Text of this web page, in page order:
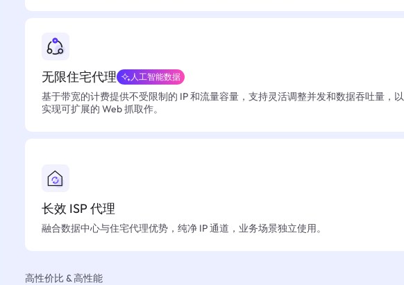
无限住宅代理 人工智能数据
基于带宽的计费提供不受限制的 IP 和流量容量，支持灵活调整并发和数据吞吐量，以
实现可扩展的 Web 抓取作。
长效 ISP 代理
融合数据中心与住宅代理优势，纯净 IP 通道，业务场景独立使用。
高性价比 & 高性能